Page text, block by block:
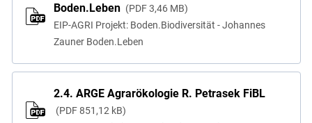
Boden.Leben
PDF 3,46 MB
EIP-AGRI Projekt: Boden.Biodiversität - Johannes
Zauner Boden.Leben
2.4. ARGE Agrarökologie R. Petrasek FiBL
PDF 851,12 kB